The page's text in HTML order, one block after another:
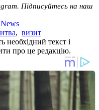
Підписуйтесь на наш
, визит
необхідний текст і
про це редакцію.